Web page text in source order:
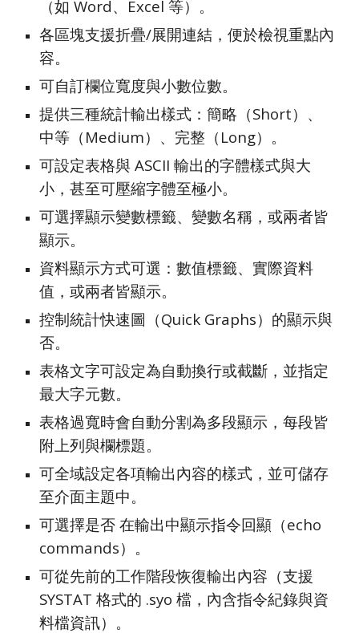
（如 Word、Excel 等）。
各區塊支援折疊/展開連結，便於檢視重點內
容。
可自訂欄位寬度與小數位數。
提供三種統計輸出樣式：簡略（Short）、
中等（Medium）、完整（Long）。
可設定表格與 ASCII 輸出的字體樣式與大
小，甚至可壓縮字體至極小。
可選擇顯示變數標籤、變數名稱，或兩者皆
顯示。
資料顯示方式可選：數值標籤、實際資料
值，或兩者皆顯示。
控制統計快速圖（Quick Graphs）的顯示與
否。
表格文字可設定為自動換行或截斷，並指定
最大字元數。
表格過寬時會自動分割為多段顯示，每段皆
附上列與欄標題。
可全域設定各項輸出內容的樣式，並可儲存
至介面主題中。
可選擇是否 在輸出中顯示指令回顯（echo
commands）。
可從先前的工作階段恢復輸出內容（支援
SYSTAT 格式的 .syo 檔，內含指令紀錄與資
料檔資訊）。